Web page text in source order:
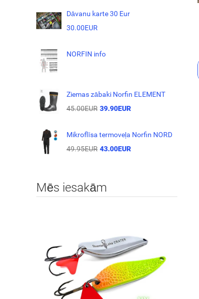
Dāvanu karte 30 Eur
30.00EUR
NORFIN info
Ziemas zābaki Norfin ELEMENT
45.00EUR 39.90EUR
Mikroflīsa termoveļa Norfin NORD
49.95EUR 43.00EUR
Mēs iesakām